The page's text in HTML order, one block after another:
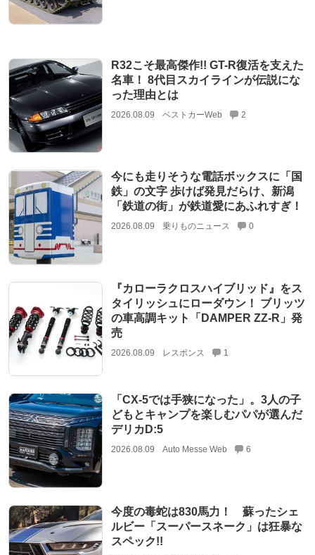
R32こそ最高傑作!! GT-R復活を支えた
名車！ 8代目スカイラインが伝説にな
った理由とは
2026.08.09 ベストカーWeb 2
今にも走りそうな電話ボックスに「国
鉄」の文字 歩けば発見だらけ、新潟
「鉄道の街」が鉄道愛にあふれすぎ！
2026.08.09 乗りものニュース 0
『カローラクロスハイブリッド』をス
タイリッシュにローダウン！ ブリッツ
の車高調キット「DAMPER ZZ-R」発
売
2026.08.09 レスポンス 1
「CX-5では手狭になった」。3人の子
どもとキャンプを楽しむパパが選んだ
デリカD:5
2026.08.09 Auto Messe Web 6
今度の毒蛇は830馬力！ 蘇ったシェ
ルビー「スーパースネーク」は狂暴な
スペック!!